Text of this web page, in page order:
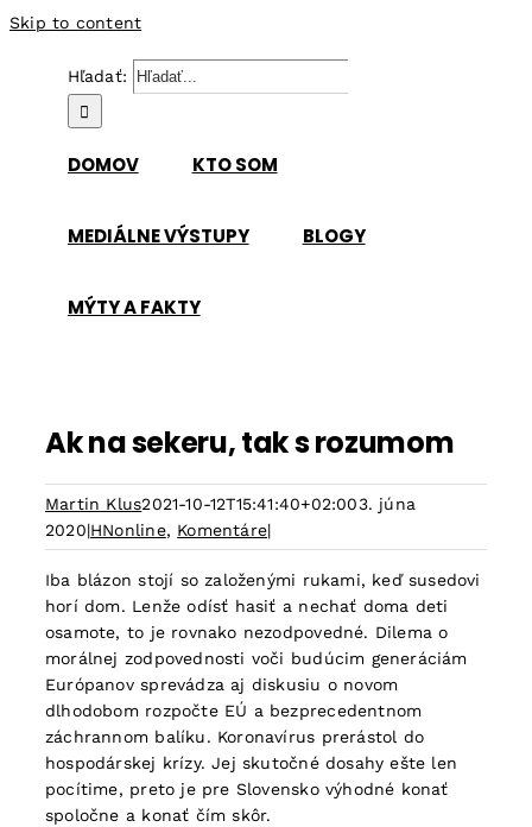
Skip to content
Hľadať:
DOMOV KTO SOM
MEDIÁLNE VÝSTUPY BLOGY
MÝTY A FAKTY
Ak na sekeru, tak s rozumom
Martin Klus2021-10-12T15:41:40+02:003. júna
2020|HNonline, Komentáre|
Iba blázon stojí so založenými rukami, keď susedovi
horí dom. Lenže odísť hasiť a nechať doma deti
osamote, to je rovnako nezodpovedné. Dilema o
morálnej zodpovednosti voči budúcim generáciám
Európanov sprevádza aj diskusiu o novom
dlhodobom rozpočte EÚ a bezprecedentnom
záchrannom balíku. Koronavírus prerástol do
hospodárskej krízy. Jej skutočné dosahy ešte len
pocítime, preto je pre Slovensko výhodné konať
spoločne a konať čím skôr.